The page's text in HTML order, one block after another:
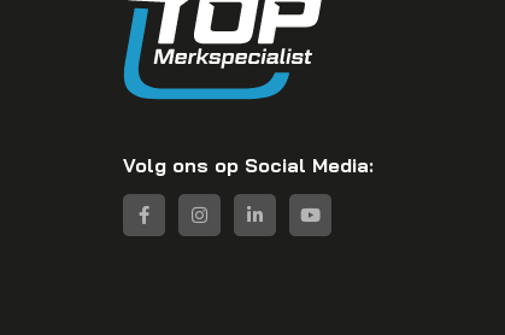
Volg ons op Social Media: